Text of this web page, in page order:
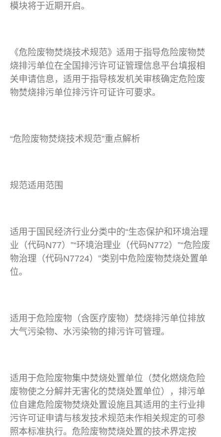
模块将于近期开启。
《危险废物焚烧技术规范》适用于指导危险废物焚
烧排污单位在全国排污许可证管理信息平台填报相
关申请信息，适用于指导核发机关审核确定危险废
物焚烧排污单位排污许可证许可要求。
“危险废物焚烧技术规范”重点解析
规范适用范围
适用于国民经济行业分类中的“生态保护和环境治理
业（代码N77）”“环境治理业（代码N772）”“危险废
物治理（代码N7724）”类别中危险废物焚烧处置单
位。
适用于危险废物（含医疗废物）焚烧排污单位排放
大气污染物、水污染物的排污许可管理。
适用于危险废物集中焚烧处置单位（焚化燃烧危险
废物使之分解并无害化的焚烧处置单位），排污单
位自建危险废物焚烧处置设施且其适用的主行业排
污许可证申请与核发技术规范未作相关规定的可参
照本标准执行。危险废物焚烧处置的技术界定按